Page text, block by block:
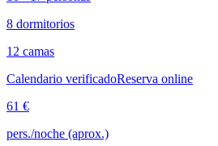
8 dormitorios
12 camas
Calendario verificadoReserva online
61 €
pers./noche (aprox.)